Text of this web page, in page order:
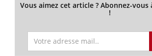
Vous aimez cet article ? Abonnez-
!